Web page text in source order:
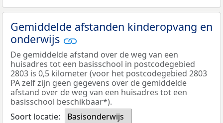
Gemiddelde afstanden kinderopvang en
onderwijs
De gemiddelde afstand over de weg van een
huisadres tot een basisschool in postcodegebied
2803 is 0,5 kilometer (voor het postcodegebied 2803
PA zelf zijn geen gegevens over de gemiddelde
afstand over de weg van een huisadres tot een
basisschool beschikbaar*).
Soort locatie:
Basisonderwijs